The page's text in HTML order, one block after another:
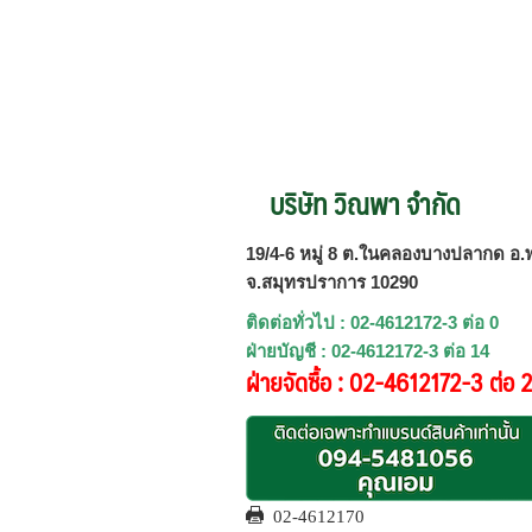
บริษัท วิณพา จำกัด
19/4-6 หมู่ 8 ต.ในคลองบางปลากด อ.
จ.สมุทรปราการ 10290
ติดต่อทั่วไป : 02-4612172-3 ต่อ 0
ฝ่ายบัญชี : 02-4612172-3 ต่อ 14
ฝ่ายจัดซื้อ : 02-4612172-3 ต่อ
02-4612170